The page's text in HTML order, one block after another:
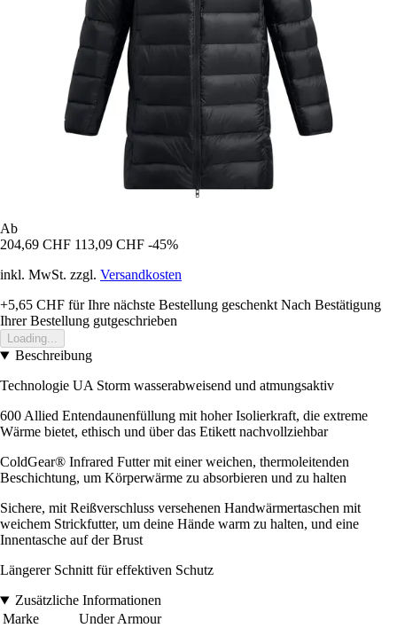
Ab
204,69 CHF 113,09 CHF -45%
inkl. MwSt. zzgl. Versandkosten
+5,65 CHF für Ihre nächste Bestellung geschenkt Nach Bestätigung
Ihrer Bestellung gutgeschrieben
Loading...
Beschreibung
Technologie UA Storm wasserabweisend und atmungsaktiv
600 Allied Entendaunenfüllung mit hoher Isolierkraft, die extreme
Wärme bietet, ethisch und über das Etikett nachvollziehbar
ColdGear® Infrared Futter mit einer weichen, thermoleitenden
Beschichtung, um Körperwärme zu absorbieren und zu halten
Sichere, mit Reißverschluss versehenen Handwärmertaschen mit
weichem Strickfutter, um deine Hände warm zu halten, und eine
Innentasche auf der Brust
Längerer Schnitt für effektiven Schutz
Zusätzliche Informationen
Marke
Under Armour